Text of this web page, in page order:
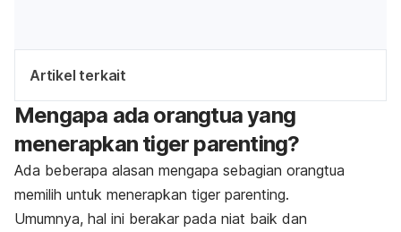
Artikel terkait
Mengapa ada orangtua yang
menerapkan tiger parenting?
Ada beberapa alasan mengapa sebagian orangtua
memilih untuk menerapkan tiger parenting.
Umumnya, hal ini berakar pada niat baik dan